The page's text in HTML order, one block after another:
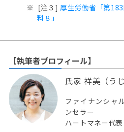
[注３] 厚生労働省「第
料８」
【執筆者プロフィール】
氏家 祥美（う
ファイナンシャ
ンセラー
ハートマネー代表